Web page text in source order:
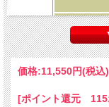
扱
演
価格:11,550円(税込)
[ポイント還元 115